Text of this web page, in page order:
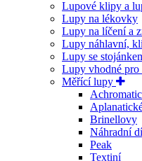
Lupové klipy a
Lupy na lékovky
Lupy na líčení a
Lupy náhlavní,
Lupy se
Lupy vhodné pro
Měřící lupy
Brinellovy
Náhradní
Peak
Textiní